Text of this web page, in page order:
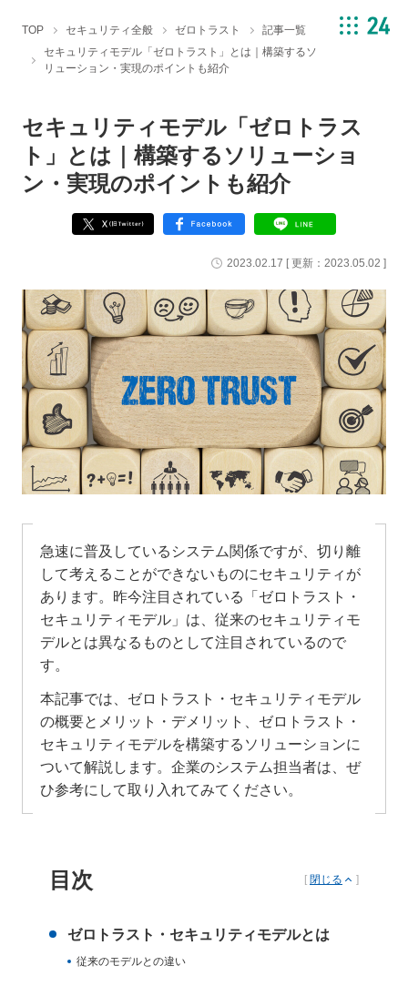
TOP セキュリティ全般 ゼロトラスト
記事一覧
セキュリティモデル「ゼロトラスト」とは｜構築するソ
リューション・実現のポイントも紹介
セキュリティモデル「ゼロトラス
ト」とは｜構築するソリューショ
ン・実現のポイントも紹介
2023.02.17 [ 更新： 2023.05.02 ]
急速に普及しているシステム関係ですが、切り離
して考えることができないものにセキュリティが
あります。昨今注目されている「ゼロトラスト・
セキュリティモデル」は、従来のセキュリティモ
デルとは異なるものとして注目されているので
す。
本記事では、ゼロトラスト・セキュリティモデル
の概要とメリット・デメリット、ゼロトラスト・
セキュリティモデルを構築するソリューションに
ついて解説します。企業のシステム担当者は、ぜ
ひ参考にして取り入れてみてください。
目次 [ 閉じる ]
ゼロトラスト・セキュリティモデルとは
従来のモデルとの違い